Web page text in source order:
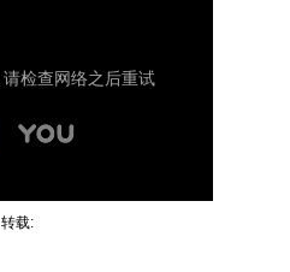
转载: